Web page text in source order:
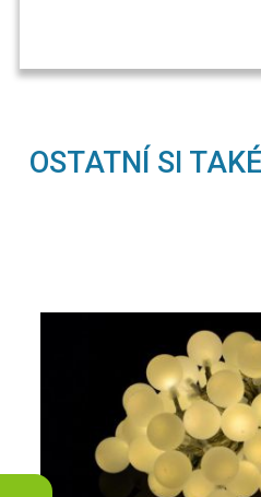
OSTATNÍ SI